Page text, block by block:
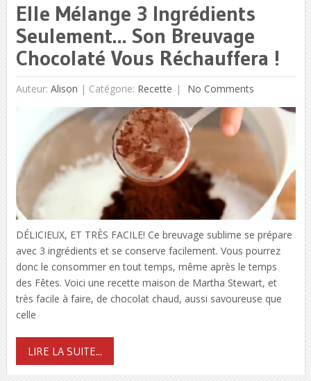
Elle Mélange 3 Ingrédients
Seulement… Son Breuvage
Chocolaté Vous Réchauffera !
Auteur: Alison | Catégorie: Recette No Comments
DÉLICIEUX, ET TRÈS FACILE! Ce breuvage sublime se prépare
avec 3 ingrédients et se conserve facilement. Vous pourrez
donc le consommer en tout temps, même après le temps
des Fêtes. Voici une recette maison de Martha Stewart, et
très facile à faire, de chocolat chaud, aussi savoureuse que
celle
LIRE LA SUITE...